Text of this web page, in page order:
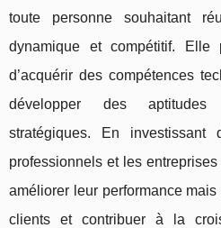
toute personne souhaitant
dynamique et compétitif. Elle
d’acquérir des compétences
développer des aptitudes
stratégiques. En
professionnels et les
améliorer leur performance
clients et contribuer à la